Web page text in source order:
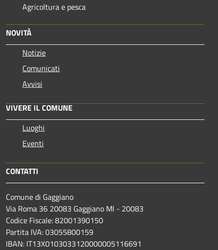
Agricoltura e pesca
NOVITÀ
Notizie
Comunicati
Avvisi
VIVERE IL COMUNE
Luoghi
Eventi
CONTATTI
Comune di Gaggiano
Via Roma 36 20083 Gaggiano MI - 20083
Codice Fiscale: 82001390150
Partita IVA: 03055800159
IBAN: IT13X0103033120000005116691